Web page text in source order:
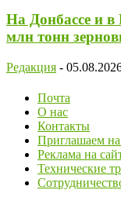
На Донбассе и в
млн тонн
Редакция -
Почта
О нас
Контакты
Приглашаем на
Реклама на
Технические